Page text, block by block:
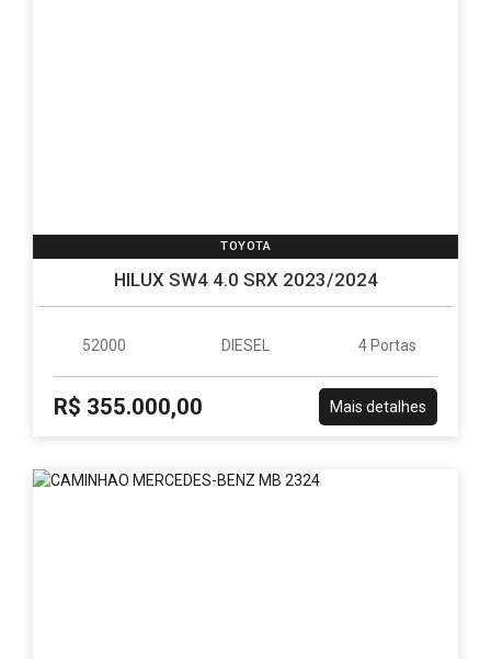
TOYOTA
HILUX SW4 4.0 SRX 2023/2024
52000 DIESEL 4 Portas
R$ 355.000,00 Mais detalhes